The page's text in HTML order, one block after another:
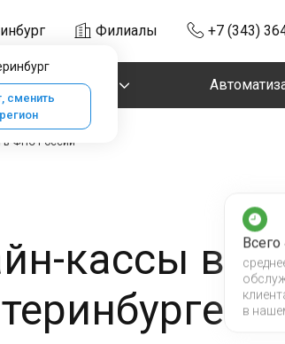
сменить
регион
Филиалы +7 (343)
Маркировка
в ФНС России
кассы в
в